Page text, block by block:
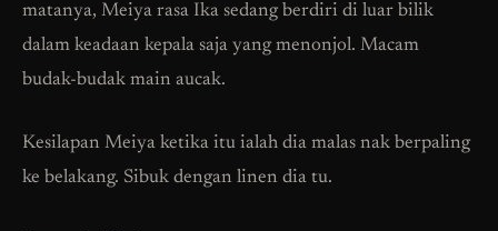
matanya, Meiya rasa Ika sedang berdiri di luar bilik
dalam keadaan kepala saja yang menonjol. Macam
budak-budak main aucak.
Kesilapan Meiya ketika itu ialah dia malas nak berpaling
ke belakang. Sibuk dengan linen dia tu.